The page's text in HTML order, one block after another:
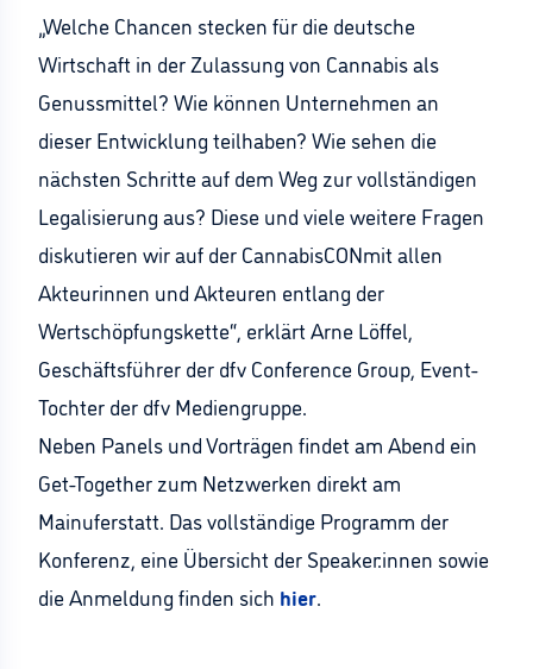
„Welche Chancen stecken für die deutsche
Wirtschaft in der Zulassung von Cannabis als
Genussmittel? Wie können Unternehmen an
dieser Entwicklung teilhaben? Wie sehen die
nächsten Schritte auf dem Weg zur vollständigen
Legalisierung aus? Diese und viele weitere Fragen
diskutieren wir auf der CannabisCONmit allen
Akteurinnen und Akteuren entlang der
Wertschöpfungskette“, erklärt Arne Löffel,
Geschäftsführer der dfv Conference Group, Event-
Tochter der dfv Mediengruppe.
Neben Panels und Vorträgen findet am Abend ein
Get-Together zum Netzwerken direkt am
Mainuferstatt. Das vollständige Programm der
Konferenz, eine Übersicht der Speaker:innen sowie
die Anmeldung finden sich hier.